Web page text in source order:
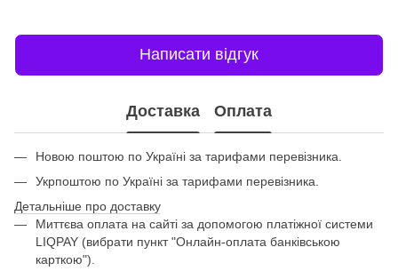
Написати відгук
Доставка Оплата
Новою поштою по Україні за тарифами перевізника.
Укрпоштою по Україні за тарифами перевізника.
Детальніше про доставку
Миттєва оплата на сайті за допомогою платіжної системи
LIQPAY (вибрати пункт "Онлайн-оплата банківською
карткою").